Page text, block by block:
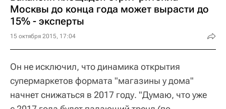
Москвы до конца года может вырасти до
15% - эксперты
15 октября 2015, 17:04
Он не исключил, что динамика открытия
супермаркетов формата "магазины у дома"
начнет снижаться в 2017 году. "Думаю, что уже